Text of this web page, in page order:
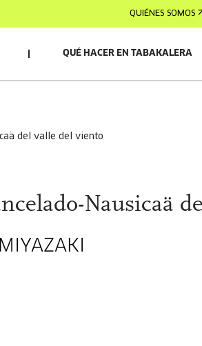
QUIÉNES SOMOS
QUÉ HACER EN TABAKALERA
del valle del viento
Nausicaä